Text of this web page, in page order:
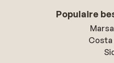
Populaire
Costa